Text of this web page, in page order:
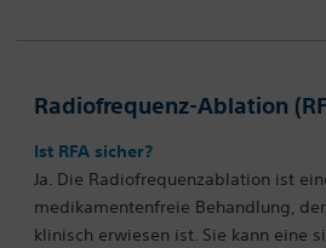
Radiofrequenz-Ablation
Ist RFA sicher?
Ja. Die Radiofrequenzablation ist
medikamentenfreie Behandlung,
klinisch erwiesen ist. Sie kann eine